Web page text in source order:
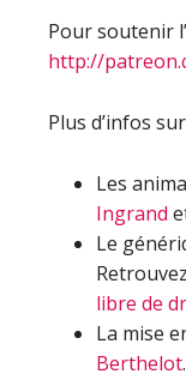
Pour soutenir
http://
Plus d’infos
Les
Ingrand
Le
libre de
La mise
Berthelot.